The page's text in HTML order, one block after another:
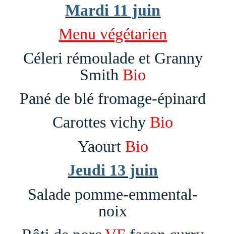
Mardi 11 juin
Menu végétarien
Céleri rémoulade et Granny
Smith Bio
Pané de blé fromage-épinard
Carottes vichy Bio
Yaourt Bio
Jeudi 13 juin
Salade pomme-emmental-
noix